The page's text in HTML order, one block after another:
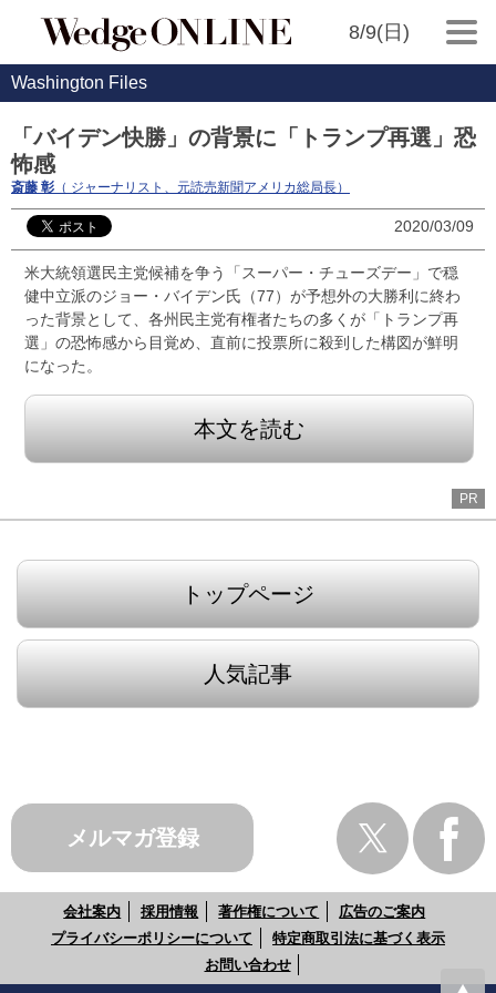
8/9(日)
Washington Files
「バイデン快勝」の背景に「トランプ再選」恐
怖感
斎藤 彰 （ ジャーナリスト、元読売新聞アメリカ総局長）
2020/03/09
米大統領選民主党候補を争う「スーパー・チューズデー」で穏
健中立派のジョー・バイデン氏（77）が予想外の大勝利に終わ
った背景として、各州民主党有権者たちの多くが「トランプ再
選」の恐怖感から目覚め、直前に投票所に殺到した構図が鮮明
になった。
本文を読む
PR
トップページ
人気記事
メルマガ登録
会社案内 採用情報 著作権について
広告のご案内
プライバシーポリシーについて
特定商取引法に基づく表示
お問い合わせ